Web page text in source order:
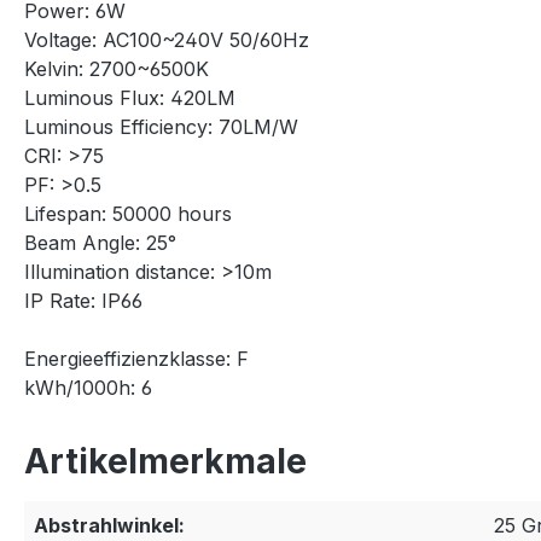
Power: 6W
Voltage: AC100~240V 50/60Hz
Kelvin: 2700~6500K
Luminous Flux: 420LM
Luminous Efficiency: 70LM/W
CRI: >75
PF: >0.5
Lifespan: 50000 hours
Beam Angle: 25°
Illumination distance: >10m
IP Rate: IP66
Energieeffizienzklasse: F
kWh/1000h: 6
Artikelmerkmale
Abstrahlwinkel: 25